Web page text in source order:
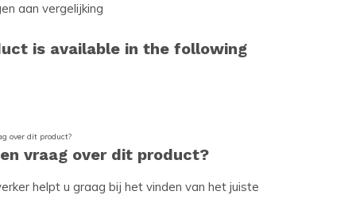
aan vergelijking
is available in the following
vraag over dit product?
helpt u graag bij het vinden van het juiste